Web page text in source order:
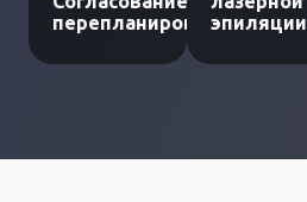
перепланировкиэпиляции